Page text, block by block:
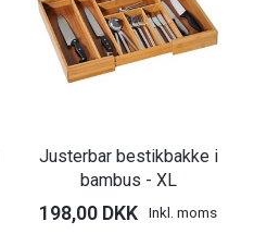
Justerbar bestikbakke i
bambus - XL
198,00 DKK Inkl. moms